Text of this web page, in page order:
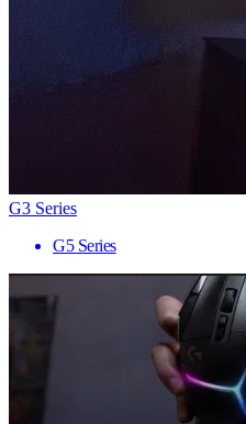
G3 Series
G5 Series